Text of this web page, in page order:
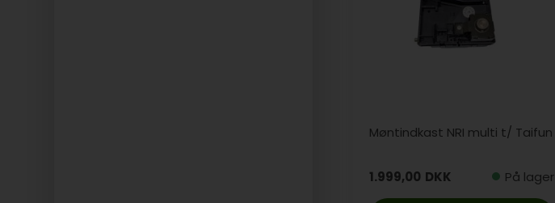
Møntindkast NRI multi t/ Taifun
1.999,00 DKK På lager